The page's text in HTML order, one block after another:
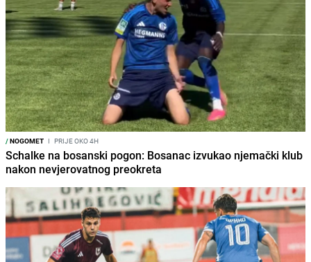
/NOGOMET I PRIJE OKO 4H
Schalke na bosanski pogon: Bosanac izvukao njemački klub
nakon nevjerovatnog preokreta